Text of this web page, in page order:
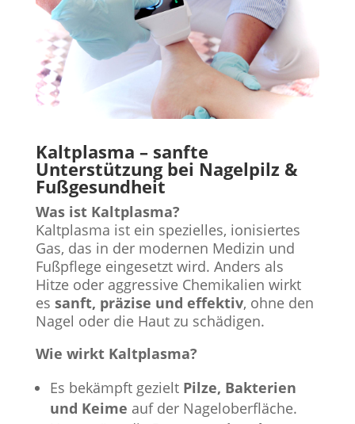
Kaltplasma – sanfte
Unterstützung bei Nagelpilz &
Fußgesundheit
Was ist Kaltplasma?
Kaltplasma ist ein spezielles, ionisiertes
Gas, das in der modernen Medizin und
Fußpflege eingesetzt wird. Anders als
Hitze oder aggressive Chemikalien wirkt
es sanft, präzise und effektiv, ohne den
Nagel oder die Haut zu schädigen.
Wie wirkt Kaltplasma?
Es bekämpft gezielt Pilze, Bakterien
und Keime auf der Nageloberfläche.